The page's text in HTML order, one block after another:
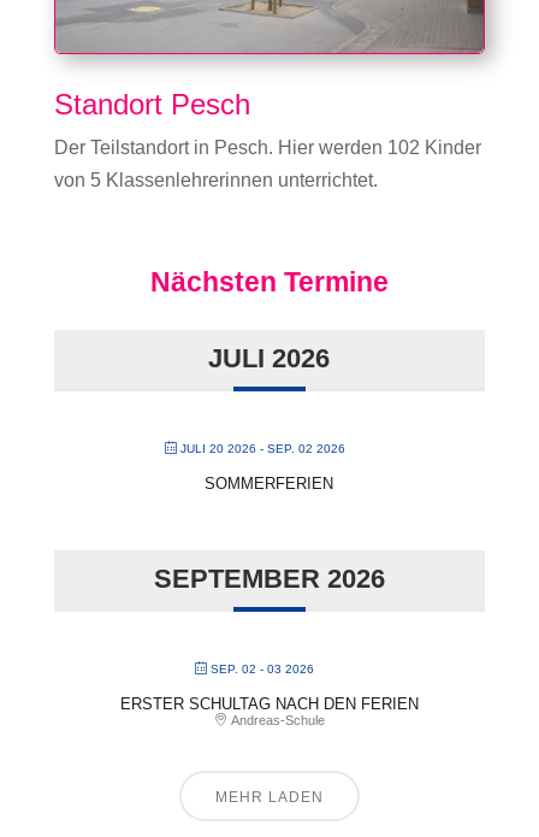
Standort Pesch
Der Teilstandort in Pesch. Hier werden 102 Kinder
von 5 Klassenlehrerinnen unterrichtet.
Nächsten Termine
JULI 2026
JULI 20 2026 - SEP. 02 2026
SOMMERFERIEN
SEPTEMBER 2026
SEP. 02 - 03 2026
ERSTER SCHULTAG NACH DEN FERIEN
Andreas-Schule
MEHR LADEN